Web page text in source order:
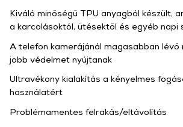
Kiváló minőségű TPU anyagból készült,
a karcolásoktól, ütésektől és egyéb napi
A telefon kamerájánál magasabban lévő
jobb védelmet nyújtanak
Ultravékony kialakítás a kényelmes
használatért
Problémamentes felrakás/eltávolítás